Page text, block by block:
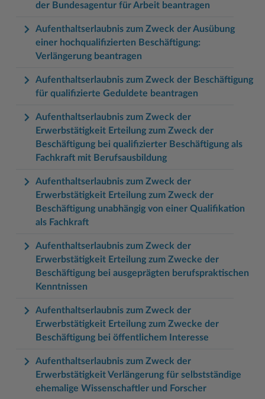
der Bundesagentur für Arbeit beantragen
Aufenthaltserlaubnis zum Zweck der Ausübung
einer hochqualifizierten Beschäftigung:
Verlängerung beantragen
Aufenthaltserlaubnis zum Zweck der Beschäftigung
für qualifizierte Geduldete beantragen
Aufenthaltserlaubnis zum Zweck der
Erwerbstätigkeit Erteilung zum Zweck der
Beschäftigung bei qualifizierter Beschäftigung als
Fachkraft mit Berufsausbildung
Aufenthaltserlaubnis zum Zweck der
Erwerbstätigkeit Erteilung zum Zweck der
Beschäftigung unabhängig von einer Qualifikation
als Fachkraft
Aufenthaltserlaubnis zum Zweck der
Erwerbstätigkeit Erteilung zum Zwecke der
Beschäftigung bei ausgeprägten berufspraktischen
Kenntnissen
Aufenthaltserlaubnis zum Zweck der
Erwerbstätigkeit Erteilung zum Zwecke der
Beschäftigung bei öffentlichem Interesse
Aufenthaltserlaubnis zum Zweck der
Erwerbstätigkeit Verlängerung für selbstständige
ehemalige Wissenschaftler und Forscher